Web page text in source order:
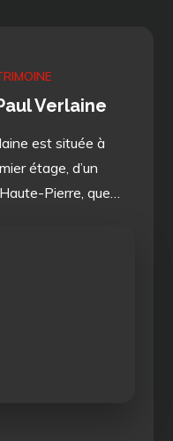
Verlaine
est située à
étage, d’un
Pierre, que…